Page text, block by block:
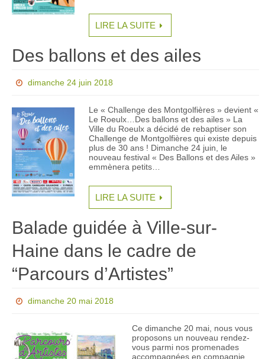
LIRE LA SUITE
Des ballons et des ailes
dimanche 24 juin 2018
Le « Challenge des Montgolfières » devient «
Le Roeulx…Des ballons et des ailes » La
Ville du Roeulx a décidé de rebaptiser son
Challenge de Montgolfières qui existe depuis
plus de 30 ans ! Dimanche 24 juin, le
nouveau festival « Des Ballons et des Ailes »
emmènera petits…
LIRE LA SUITE
Balade guidée à Ville-sur-
Haine dans le cadre de
“Parcours d’Artistes”
dimanche 20 mai 2018
Ce dimanche 20 mai, nous vous
proposons un nouveau rendez-
vous parmi nos promenades
accompagnées en compagnie